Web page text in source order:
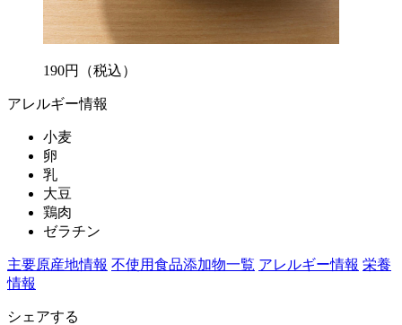
190円 （税込）
アレルギー情報
小麦
卵
乳
大豆
鶏肉
ゼラチン
主要原産地情報 不使用食品添加物一覧 アレルギー情報 栄養
情報
シェアする